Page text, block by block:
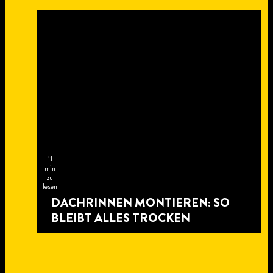
11
min
zu
lesen
DACHRINNEN MONTIEREN: SO
BLEIBT ALLES TROCKEN